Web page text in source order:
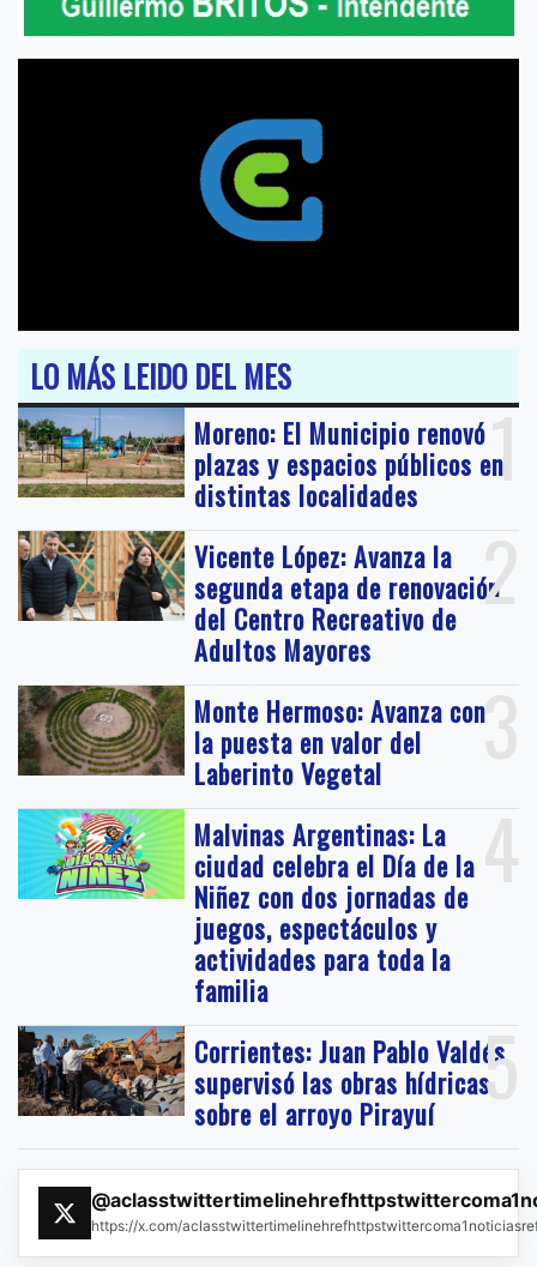
LO MÁS LEIDO DEL MES
1
Moreno: El Municipio renovó
plazas y espacios públicos en
distintas localidades
2
Vicente López: Avanza la
segunda etapa de renovación
del Centro Recreativo de
Adultos Mayores
3
Monte Hermoso: Avanza con
la puesta en valor del
Laberinto Vegetal
4
Malvinas Argentinas: La
ciudad celebra el Día de la
Niñez con dos jornadas de
juegos, espectáculos y
actividades para toda la
familia
5
Corrientes: Juan Pablo Valdés
supervisó las obras hídricas
sobre el arroyo Pirayuí
https://x.com/